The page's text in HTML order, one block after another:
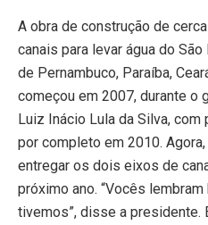
A obra de construção de
canais para levar água do
de Pernambuco, Paraíba,
começou em 2007, durante o
Luiz Inácio Lula da Silva,
por completo em 2010.
entregar os dois eixos de
próximo ano. “Vocês
tivemos”, disse a presidente.